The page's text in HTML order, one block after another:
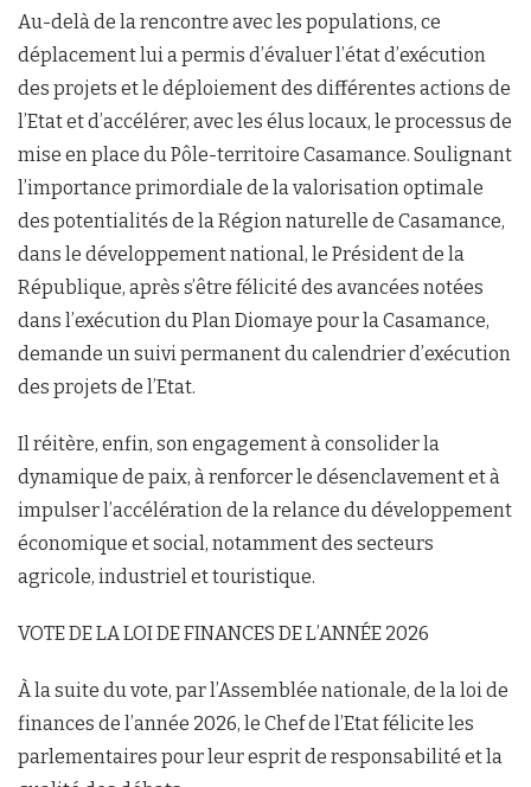
Au-delà de la rencontre avec les populations, ce
déplacement lui a permis d’évaluer l’état d’exécution
des projets et le déploiement des différentes actions de
l’Etat et d’accélérer, avec les élus locaux, le processus de
mise en place du Pôle-territoire Casamance. Soulignant
l’importance primordiale de la valorisation optimale
des potentialités de la Région naturelle de Casamance,
dans le développement national, le Président de la
République, après s’être félicité des avancées notées
dans l’exécution du Plan Diomaye pour la Casamance,
demande un suivi permanent du calendrier d’exécution
des projets de l’Etat.
Il réitère, enfin, son engagement à consolider la
dynamique de paix, à renforcer le désenclavement et à
impulser l’accélération de la relance du développement
économique et social, notamment des secteurs
agricole, industriel et touristique.
VOTE DE LA LOI DE FINANCES DE L’ANNÉE 2026
À la suite du vote, par l’Assemblée nationale, de la loi de
finances de l’année 2026, le Chef de l’Etat félicite les
parlementaires pour leur esprit de responsabilité et la